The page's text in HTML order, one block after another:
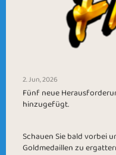
2. Jun, 2026
Fünf neue
hinzugefügt.
Schauen Sie bald vorbei
Goldmedaillen zu